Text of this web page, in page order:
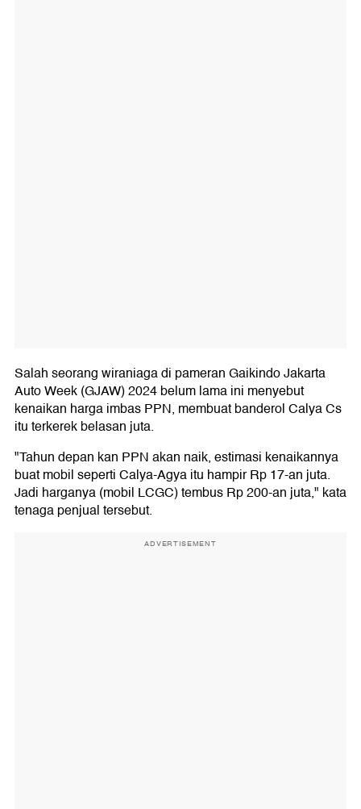
Salah seorang wiraniaga di pameran Gaikindo Jakarta
Auto Week (GJAW) 2024 belum lama ini menyebut
kenaikan harga imbas PPN, membuat banderol Calya Cs
itu terkerek belasan juta.
"Tahun depan kan PPN akan naik, estimasi kenaikannya
buat mobil seperti Calya-Agya itu hampir Rp 17-an juta.
Jadi harganya (mobil LCGC) tembus Rp 200-an juta," kata
tenaga penjual tersebut.
ADVERTISEMENT